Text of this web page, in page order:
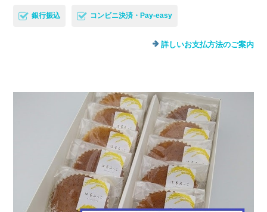
銀行振込 コンビニ決済・Pay-easy
詳しいお支払方法のご案内